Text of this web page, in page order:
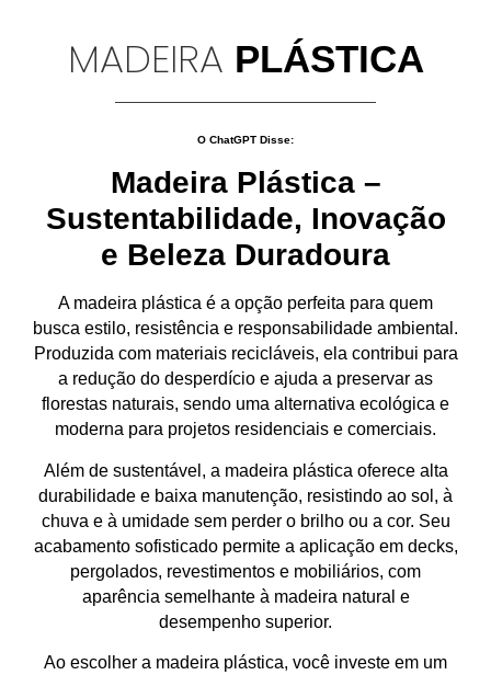
MADEIRA PLÁSTICA
O ChatGPT Disse:
Madeira Plástica –
Sustentabilidade, Inovação
e Beleza Duradoura
A madeira plástica é a opção perfeita para quem
busca estilo, resistência e responsabilidade ambiental .
Produzida com materiais recicláveis, ela contribui para
a redução do desperdício e ajuda a preservar as
florestas naturais, sendo uma alternativa ecológica e
moderna para projetos residenciais e comerciais.
Além de sustentável, a madeira plástica oferece alta
durabilidade e baixa manutenção, resistindo ao sol, à
chuva e à umidade sem perder o brilho ou a cor. Seu
acabamento sofisticado permite a aplicação em decks,
pergolados, revestimentos e mobiliários, com
aparência semelhante à madeira natural e
desempenho superior.
Ao escolher a madeira plástica, você investe em um